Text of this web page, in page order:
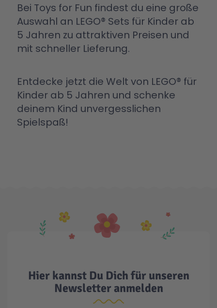
Bei Toys for Fun findest du eine große
Auswahl an LEGO® Sets für Kinder ab
5 Jahren zu attraktiven Preisen und
mit schneller Lieferung.
Entdecke jetzt die Welt von LEGO® für
Kinder ab 5 Jahren und schenke
deinem Kind unvergesslichen
Spielspaß!
Hier kannst Du Dich für unseren
Newsletter anmelden